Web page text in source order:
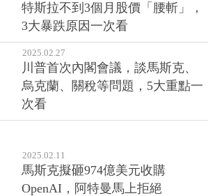
特斯拉不到3個月股價「腰斬」，
3大暴跌原因一次看
2025.02.27
川普首次內閣會議，談馬斯克、
烏克蘭、關稅等問題，5大重點一
次看
2025.02.11
馬斯克擬砸974億美元收購
OpenAI，阿特曼馬上拒絕